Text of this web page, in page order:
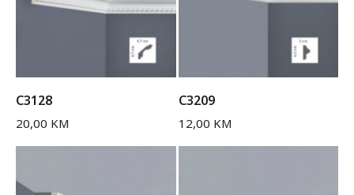
C3128
20,00 KM
C3209
12,00 KM